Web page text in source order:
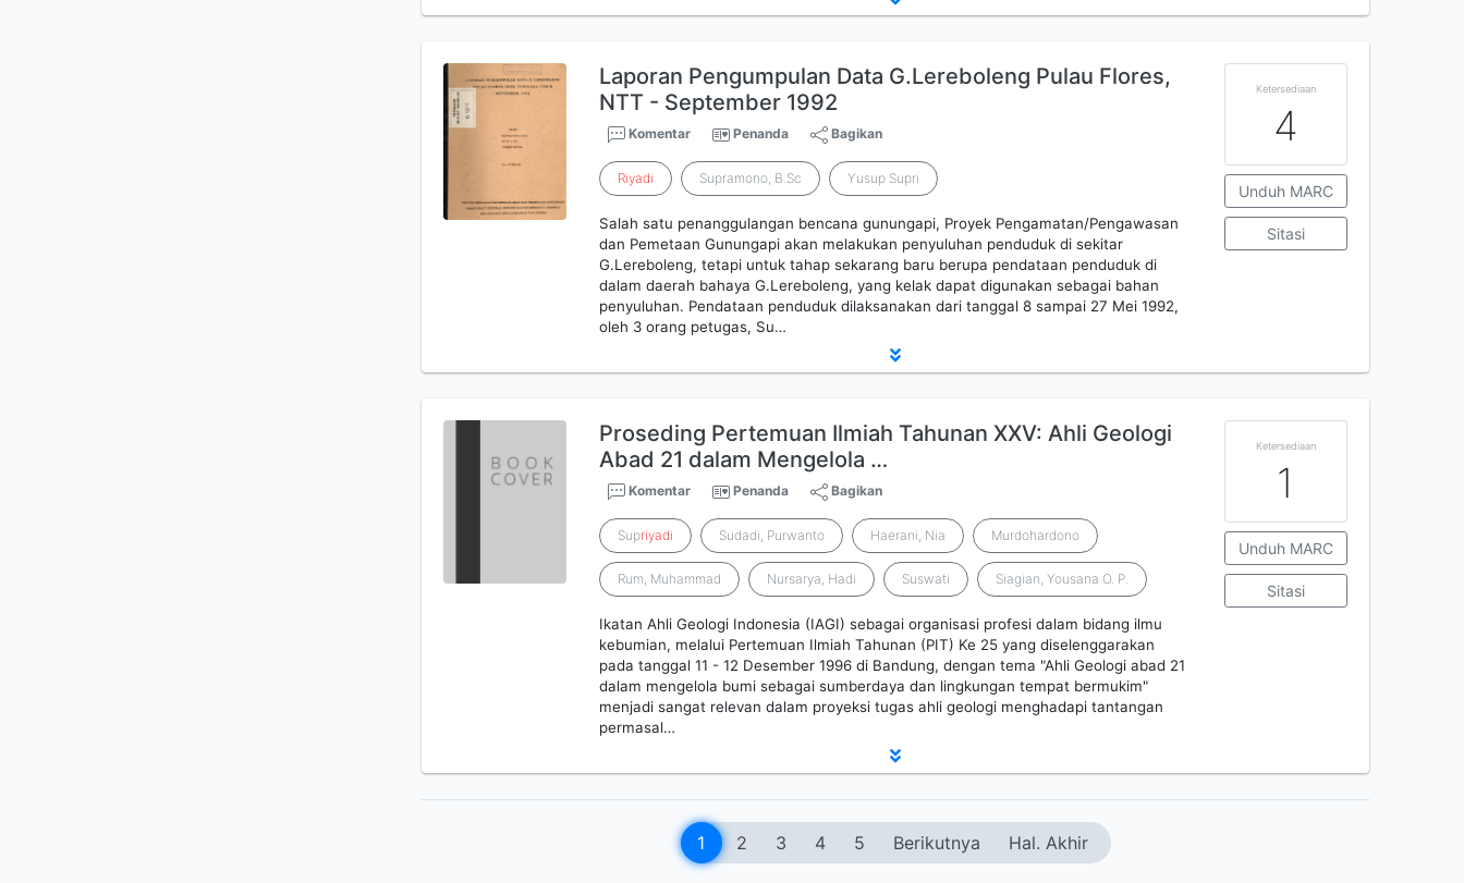
Laporan Pengumpulan Data G.Lereboleng Pulau Flores,
NTT - September 1992
Komentar Penanda Bagikan
Riyadi Supramono, B.Sc Yusup Supri
Salah satu penanggulangan bencana gunungapi, Proyek Pengamatan/Pengawasan
dan Pemetaan Gunungapi akan melakukan penyuluhan penduduk di sekitar
G.Lereboleng, tetapi untuk tahap sekarang baru berupa pendataan penduduk di
dalam daerah bahaya G.Lereboleng, yang kelak dapat digunakan sebagai bahan
penyuluhan. Pendataan penduduk dilaksanakan dari tanggal 8 sampai 27 Mei 1992,
oleh 3 orang petugas, Su…
Ketersediaan
4
Unduh MARC
Sitasi
Proseding Pertemuan Ilmiah Tahunan XXV: Ahli Geologi
Abad 21 dalam Mengelola …
Komentar Penanda Bagikan
Supriyadi Sudadi, Purwanto Haerani, Nia Murdohardono
Rum, Muhammad Nursarya, Hadi Suswati Siagian, Yousana O. P.
Ikatan Ahli Geologi Indonesia (IAGI) sebagai organisasi profesi dalam bidang ilmu
kebumian, melalui Pertemuan Ilmiah Tahunan (PIT) Ke 25 yang diselenggarakan
pada tanggal 11 - 12 Desember 1996 di Bandung, dengan tema "Ahli Geologi abad 21
dalam mengelola bumi sebagai sumberdaya dan lingkungan tempat bermukim"
menjadi sangat relevan dalam proyeksi tugas ahli geologi menghadapi tantangan
permasal…
Ketersediaan
1
Unduh MARC
Sitasi
1 2 3 4 5 Berikutnya Hal. Akhir